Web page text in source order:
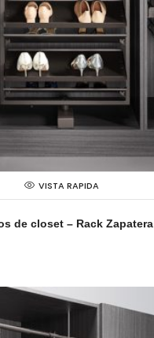
VISTA RAPIDA
de closet – Rack Zapatera